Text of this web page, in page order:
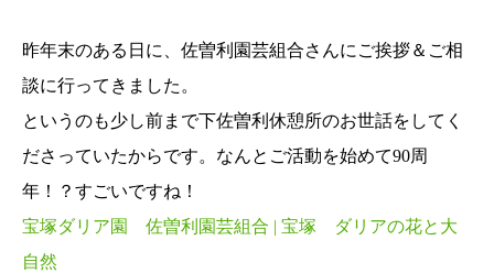
昨年末のある日に、佐曽利園芸組合さんにご挨拶＆ご相
談に行ってきました。
というのも少し前まで下佐曽利休憩所のお世話をしてく
ださっていたからです。なんとご活動を始めて90周
年！？すごいですね！
宝塚ダリア園 佐曽利園芸組合 | 宝塚 ダリアの花と大
自然